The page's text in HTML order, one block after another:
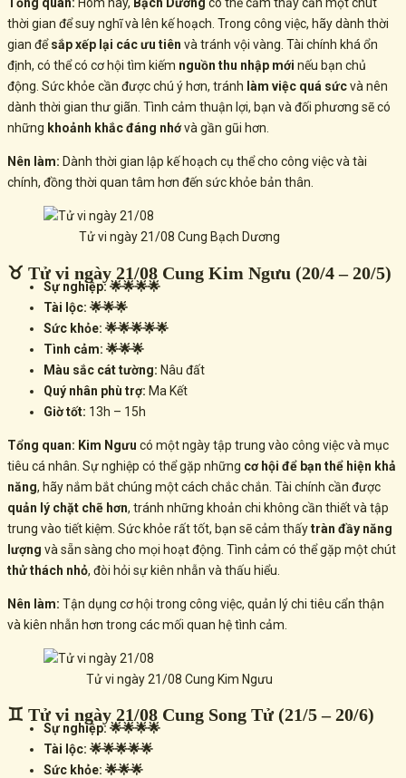
Tổng quan: Hôm nay, Bạch Dương có thể cảm thấy cần một chút
thời gian để suy nghĩ và lên kế hoạch. Trong công việc, hãy dành thời
gian đểsắp xếp lại các ưu tiên và tránh vội vàng. Tài chính khá ổn
định, có thể có cơ hội tìm kiếm nguồn thu nhập mới nếu bạn chủ
động. Sức khỏe cần được chú ý hơn, tránh làm việc quá sứcvà nên
dành thời gian thư giãn. Tình cảm thuận lợi, bạn và đối phương sẽ có
những khoảnh khắc đáng nhớvà gần gũi hơn.
Nên làm: Dành thời gian lập kế hoạch cụ thể cho công việc và tài
chính, đồng thời quan tâm hơn đến sức khỏe bản thân.
Tử vi ngày 21/08 Cung Bạch Dương
♉ Tử vi ngày 21/08 Cung Kim Ngưu (20/4 – 20/5)
Sự nghiệp: 🌟🌟🌟🌟
Tài lộc: 🌟🌟🌟
Sức khỏe: 🌟🌟🌟🌟🌟
Tình cảm: 🌟🌟🌟
Màu sắc cát tường: Nâu đất
Quý nhân phù trợ: Ma Kết
Giờ tốt: 13h – 15h
Tổng quan: Kim Ngưu có một ngày tập trung vào công việc và mục
tiêu cá nhân. Sự nghiệp có thể gặp những cơ hội để bạn thể hiện khả
năng, hãy nắm bắt chúng một cách chắc chắn. Tài chính cần được
quản lý chặt chẽ hơn, tránh những khoản chi không cần thiết và tập
trung vào tiết kiệm. Sức khỏe rất tốt, bạn sẽ cảm thấytràn đầy năng
lượng và sẵn sàng cho mọi hoạt động. Tình cảm có thể gặp một chút
thử thách nhỏ, đòi hỏi sự kiên nhẫn và thấu hiểu.
Nên làm: Tận dụng cơ hội trong công việc, quản lý chi tiêu cẩn thận
và kiên nhẫn hơn trong các mối quan hệ tình cảm.
Tử vi ngày 21/08 Cung Kim Ngưu
♊ Tử vi ngày 21/08 Cung Song Tử (21/5 – 20/6)
Sự nghiệp: 🌟🌟🌟🌟
Tài lộc: 🌟🌟🌟🌟🌟
Sức khỏe: 🌟🌟🌟